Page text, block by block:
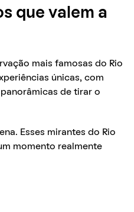
que valem a
mais famosas do Rio
únicas, com
de tirar o
Esses mirantes do Rio
momento realmente